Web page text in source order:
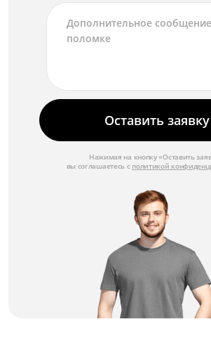
Замена матрицы экрана
от 7 000 ₽
от 10 000 ₽
Замена корпуса
от 6 000 ₽
Замена клавиатуры
от 3 000 ₽
Замена жесткого диска
Замена видеокарты
Оставить заявку
Нажимая на кнопку «Оставить
вы соглашаетесь с политикой